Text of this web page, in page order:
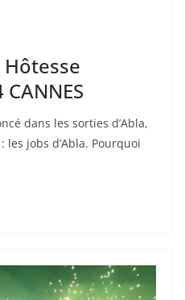
Hôtesse
dans les sorties d’Abla,
jobs d’Abla. Pourquoi